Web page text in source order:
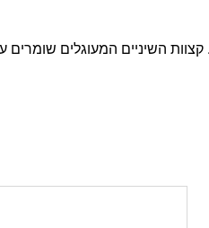
השיניים המעוגלים שומרים
Add